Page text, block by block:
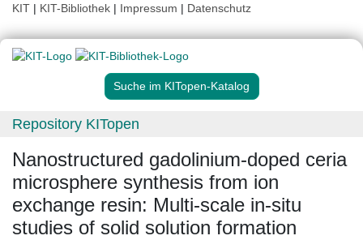
KIT | KIT-Bibliothek | Impressum | Datenschutz
Suche im KITopen-Katalog
Repository KITopen
Nanostructured gadolinium-doped ceria
microsphere synthesis from ion
exchange resin: Multi-scale in-situ
studies of solid solution formation